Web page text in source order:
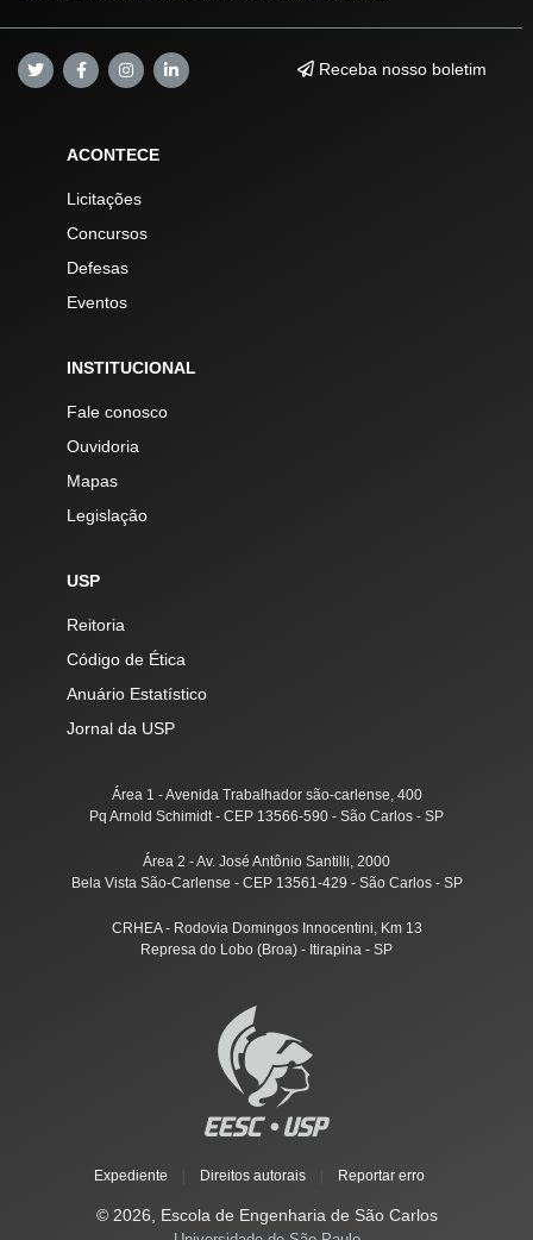
Receba nosso boletim
ACONTECE
Licitações
Concursos
Defesas
Eventos
INSTITUCIONAL
Fale conosco
Ouvidoria
Mapas
Legislação
USP
Reitoria
Código de Ética
Anuário Estatístico
Jornal da USP
Área 1 - Avenida Trabalhador são-carlense, 400
Pq Arnold Schimidt - CEP 13566-590 - São Carlos - SP
Área 2 - Av. José Antônio Santilli, 2000
Bela Vista São-Carlense - CEP 13561-429 - São Carlos - SP
CRHEA - Rodovia Domingos Innocentini, Km 13
Represa do Lobo (Broa) - Itirapina - SP
Expediente Direitos autorais Reportar erro
© 2026, Escola de Engenharia de São Carlos